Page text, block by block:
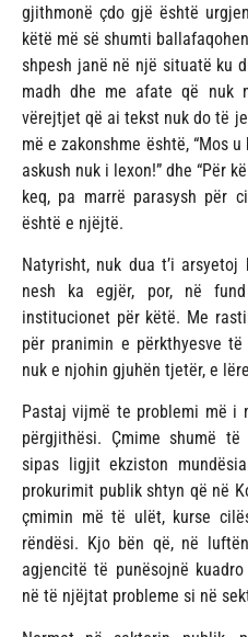
gjithmonë çdo gjë është
këtë më së shumti
shpesh janë në një situatë ku
madh dhe me afate që nuk
vërejtjet që ai tekst nuk do të
më e zakonshme është, “Mos
askush nuk i lexon!” dhe “Për
keq, pa marrë parasysh për
është e njëjtë.
Natyrisht, nuk dua t’i
nesh ka egjër, por, në
institucionet për këtë. Me
për pranimin e përkthyesve
nuk e njohin gjuhën tjetër, e
Pastaj vijmë te problemi më i
përgjithësi. Çmime shumë
sipas ligjit ekziston
prokurimit publik shtyn që në
çmimin më të ulët, kurse
rëndësi. Kjo bën që, në
agjencitë të punësojnë
në të njëjtat probleme si në